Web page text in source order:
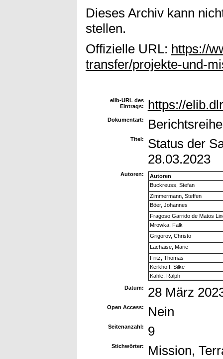
Dieses Archiv kann
stellen.
Offizielle URL: https://
transfer/projekte-und-
elib-URL des
Eintrags:
https://
Dokumentart:
Titel:
Status der
28.03.2023
Autoren:
Autoren
Buckreuss, Stefan
Zimmermann, Steffen
Böer, Johannes
Fragoso Garrido de Matos
Mrowka, Falk
Grigorov, Christo
Lachaise, Marie
Fritz, Thomas
Kerkhoff, Silke
Kahle, Ralph
Datum:
28 März
Open Access: Nein
Seitenanzahl: 9
Stichwörter:
Mission,